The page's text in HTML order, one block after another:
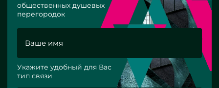
общественных душевых
перегородок
Укажите удобный для Вас
тип связи